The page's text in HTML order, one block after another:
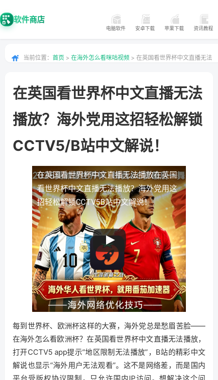
软件商店
电脑软件 安卓下载 苹果下载 资讯教程
当前位置： 首页 > 在海外怎么看咪咕视频 > 在英国看世界杯中文直播无法
在英国看世界杯中文直播无法
播放？海外党用这招轻松解锁
CCTV5/B站中文解说！
在英国看世界杯中文直播无法播放在英国
看世界杯中文直播无法播放？海外党用这
招轻松解锁CCTV5B站中文解说！
每到世界杯、欧洲杯这样的大赛，海外党总是愁眉苦脸——
在海外怎么看欧洲杯？在英国看世界杯中文直播无法播放，
打开CCTV5 app提示“地区限制无法播放”，B站的精彩中文
解说也显示“海外用户无法观看”。这不是网络差，而是国内